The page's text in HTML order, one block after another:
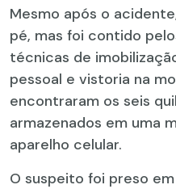
Mesmo após o
pé, mas foi contido
técnicas de
pessoal e vistoria na
encontraram os seis
armazenados em uma
aparelho celular.
O suspeito foi preso